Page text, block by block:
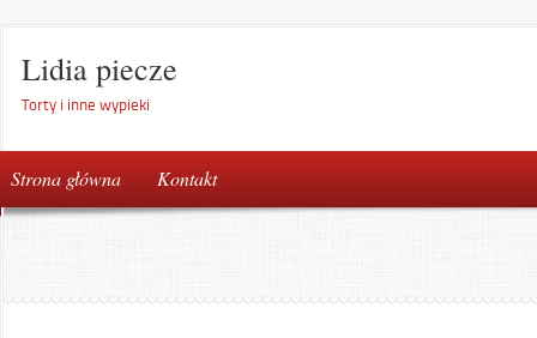
Lidia piecze
Torty i inne wypieki
Strona główna Kontakt